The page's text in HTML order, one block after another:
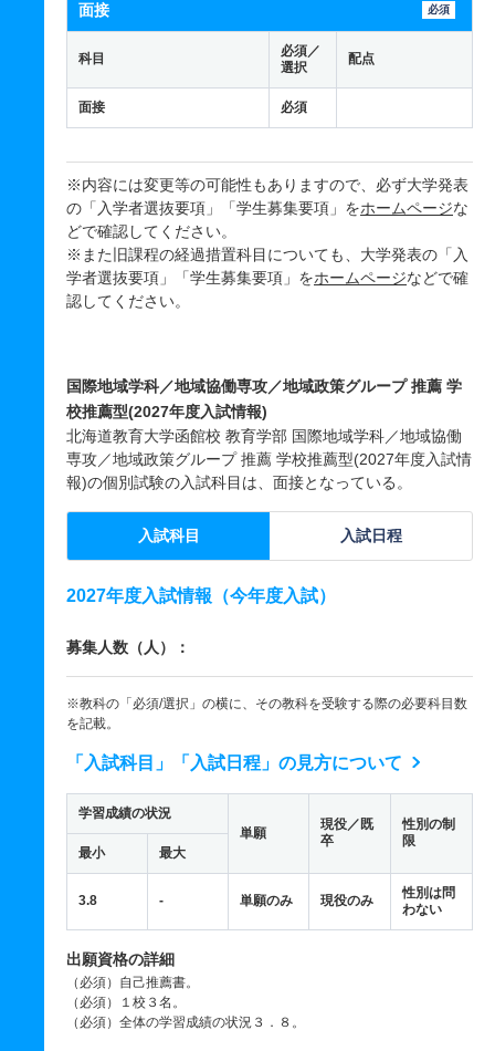
面接 必須
科目
必須／
選択
配点
面接 必須
※内容には変更等の可能性もありますので、必ず大学発表
の「入学者選抜要項」「学生募集要項」をホームページな
どで確認してください。
※また旧課程の経過措置科目についても、大学発表の「入
学者選抜要項」「学生募集要項」をホームページなどで確
認してください。
国際地域学科／地域協働専攻／地域政策グループ 推薦 学
校推薦型(2027年度入試情報)
北海道教育大学函館校 教育学部 国際地域学科／地域協働
専攻／地域政策グループ 推薦 学校推薦型(2027年度入試情
報)の個別試験の入試科目は、面接となっている。
入試科目 入試日程
2027年度入試情報（今年度入試）
募集人数（人）：
※教科の「必須/選択」の横に、その教科を受験する際の必要科目数
を記載。
「入試科目」「入試日程」の見方について
学習成績の状況
単願
現役／既
卒
性別の制
限
最小 最大
3.8 - 単願のみ 現役のみ
性別は問
わない
出願資格の詳細
（必須）自己推薦書。
（必須）１校３名。
（必須）全体の学習成績の状況３．８。